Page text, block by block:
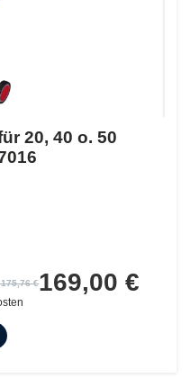
20, 40 o. 50
175,76 €169,00 €